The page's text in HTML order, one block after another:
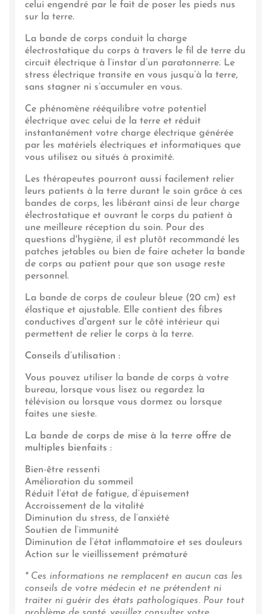
celui engendré par le fait de poser les pieds nus
sur la terre.
La bande de corps conduit la charge
électrostatique du corps à travers le fil de terre du
circuit électrique à l’instar d’un paratonnerre. Le
stress électrique transite en vous jusqu’à la terre,
sans stagner ni s’accumuler en vous.
Ce phénomène rééquilibre votre potentiel
électrique avec celui de la terre et réduit
instantanément votre charge électrique générée
par les matériels électriques et informatiques que
vous utilisez ou situés à proximité.
Les thérapeutes pourront aussi facilement relier
leurs patients à la terre durant le soin grâce à ces
bandes de corps, les libérant ainsi de leur charge
électrostatique et ouvrant le corps du patient à
une meilleure réception du soin. Pour des
questions d'hygiène, il est plutôt recommandé les
patches jetables ou bien de faire acheter la bande
de corps au patient pour que son usage reste
personnel.
La bande de corps de couleur bleue (20 cm) est
élastique et ajustable. Elle contient des fibres
conductives d'argent sur le côté intérieur qui
permettent de relier le corps à la terre.
Conseils d’utilisation :
Vous pouvez utiliser la bande de corps à votre
bureau, lorsque vous lisez ou regardez la
télévision ou lorsque vous dormez ou lorsque
faites une sieste.
La bande de corps de mise à la terre offre de
multiples bienfaits :
Bien-être ressenti
Amélioration du sommeil
Réduit l’état de fatigue, d’épuisement
Accroissement de la vitalité
Diminution du stress, de l’anxiété
Soutien de l’immunité
Diminution de l’état inflammatoire et ses douleurs
Action sur le vieillissement prématuré
* Ces informations ne remplacent en aucun cas les
conseils de votre médecin et ne prétendent ni
traiter ni guérir des états pathologiques. Pour tout